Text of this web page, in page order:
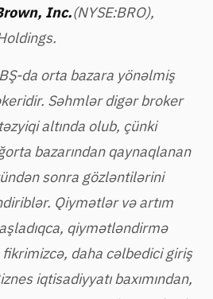
Inc.(NYSE:BRO),
da orta bazara yönəlmiş
Səhmlər digər broker
altında olub, çünki
bazarından qaynaqlanan
sonra gözləntilərini
Qiymətlər və artım
qiymətləndirmə
fikrimizcə, daha cəlbedici giriş
iqtisadiyyatı baxımından,